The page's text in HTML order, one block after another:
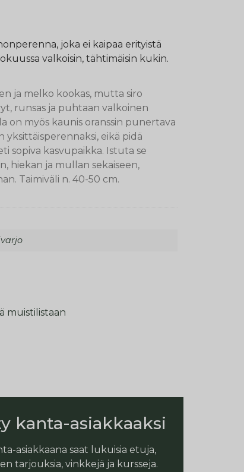
joka ei kaipaa erityistä
valkoisin, tähtimäisin kukin.
ja melko kookas, mutta siro
runsas ja puhtaan valkoinen
on myös kaunis oranssin punertava
yksittäisperennaksi, eikä pidä
sopiva kasvupaikka. Istuta se
hiekan ja mullan sekaiseen,
Taimiväli n. 40-50 cm.
muistilistaan
kanta-asiakkaaksi
asiakkaana saat lukuisia etuja,
tarjouksia, vinkkejä ja kursseja.